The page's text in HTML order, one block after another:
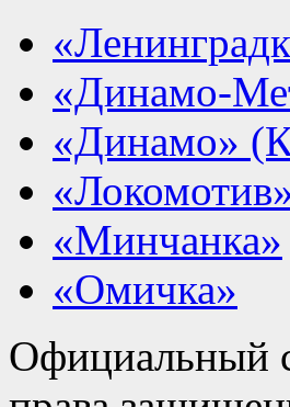
«Динамо-
«Динамо»
«Минчанка»
«Омичка»
Официальный